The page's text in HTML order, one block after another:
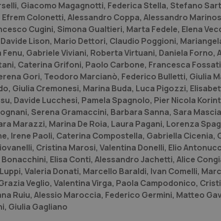
Giacomo Magagnotti, Federica Stella, Stefano
Colonetti, Alessandro Coppa, Alessandro
Cugini, Simona Gualtieri, Marta Fedele, Elena
Lison, Mario Dettori, Claudio Poggioni,
Gabriele Viviani, Roberta Virtuani, Daniela Forno,
Caterina Grifoni, Paolo Carbone, Francesca
Gori, Teodoro Marcianò, Federico Bulletti, Giulia
Giulia Cremonesi, Marina Buda, Luca Pigozzi,
Davide Lucchesi, Pamela Spagnolo, Pier Nicola
Serena Gramaccini, Barbara Sanna, Sara
Marazzi, Marina De Roia, Laura Pagani, Lorenza
Irene Paoli, Caterina Compostella, Gabriella Cicenia,
Cristina Marosi, Valentina Donelli, Elio
Elisa Conti, Alessandro Jachetti, Alice
Valeria Donati, Marcello Baraldi, Ivan Comelli,
Veglio, Valentina Virga, Paola Campodonico,
Ruiu, Alessio Maroccia, Federico Germini, Matteo
Giulia Gagliano
un utente tra le pagine.
.quotidianosanita.it
1 anno 1
mese
Questo cookie viene utilizzato da
per mantenere lo stato della
Fornitore/
Dominio
Scadenza
.quotidianosanita.it
1 anno 1
mese
Questo cookie viene utilizzato da Google
lo stato della sessione.
Fornitore/ Dominio Scadenza
Descrizione
Google LLC
.youtube.com
5 mesi 4
settimane
Questo cookie è impostato da Youtube
delle preferenze dell'utente per i video di
nei siti; può anche determinare se il
utilizzando la nuova o la vecchia
Youtube.
.youtube.com
5 mesi 4
Questo cookie è impostato da Youtube
delle preferenze dell'utente per i video di
nei siti; può anche determinare se il
utilizzando la nuova o la vecchia versione
Youtube.
.youtube.com
Sessione
Questo cookie è impostato da YouTube
delle visualizzazioni dei video incorporati.
.youtube.com
5 mesi 4
settimane
Questo cookie è impostato da YouTube
dell'autenticazione e della